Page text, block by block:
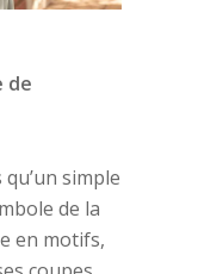
de
simple
de la
en motifs,